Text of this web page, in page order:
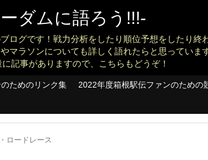
ダムに語ろう!!!-
ログです！戦力分析をしたり順位予想をしたり
マラソンについても詳しく語れたらと思っていま
記事がありますので、こちらもどうぞ！
ためのリンク集 2022年度箱根駅伝ファンのための
ロードレース